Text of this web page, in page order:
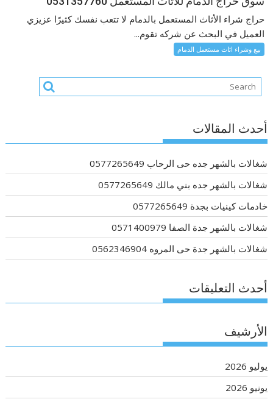
حراج شراء الأثاث المستعمل بالدمام لا تتعب نفسك كثيرًا عزيزي
العميل في البحث عن شركه تقوم...
بيع وشراء اثاث مستعمل الدمام
أحدث المقالات
شغالات بالشهر جده حى الرحاب 0577265649
شغالات بالشهر جده بني مالك 0577265649
خادمات كينيات بجدة 0577265649
شغالات بالشهر جدة الصفا 0571400979
شغالات بالشهر جدة حى المروه 0562346904
أحدث التعليقات
الأرشيف
يوليو 2026
يونيو 2026